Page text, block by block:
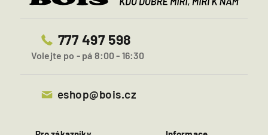
777 497 598
Volejte po - pá 8:00 - 16:30
eshop@bois.cz